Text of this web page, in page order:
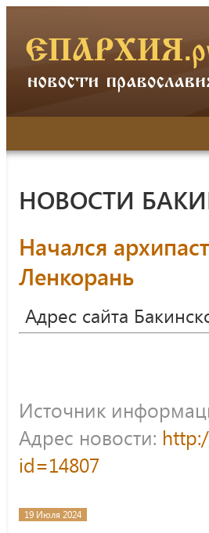
НОВОСТИ
Начался
Ленкорань
Адрес сайта
Источник
Адрес новости:
id=14807
19 Июля 2024